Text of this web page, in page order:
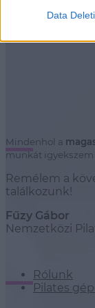
Data
1165 Budapest
Mindenhol a
munkát igyekszem
Remélem a
találkozunk!
Fűzy Gábor
Nemzetközi
Rólunk
Pilates